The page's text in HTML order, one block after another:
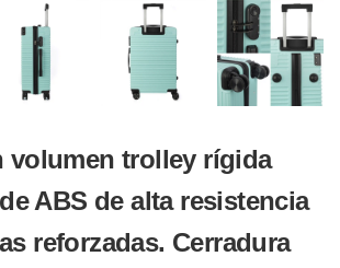
volumen trolley rígida
ABS de alta resistencia
reforzadas. Cerradura